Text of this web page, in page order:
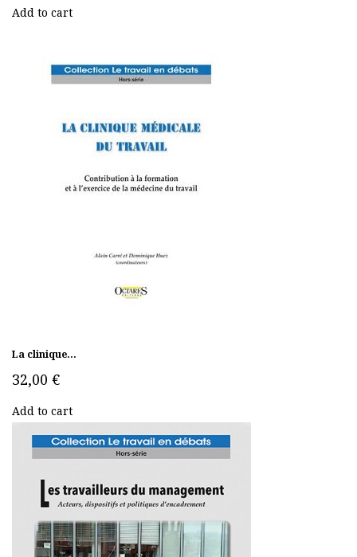
Add to cart
La clinique...
32,00 €
Add to cart